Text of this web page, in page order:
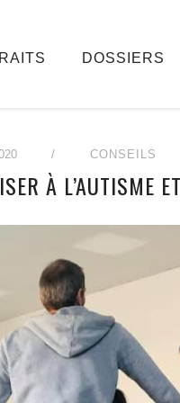
DOSSIERS
/ CONSEILS
À L’AUTISME